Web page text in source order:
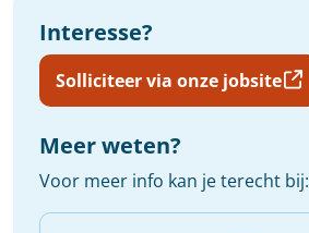
Interesse?
Solliciteer via onze jobsite
Meer weten?
Voor meer info kan je terecht bij: